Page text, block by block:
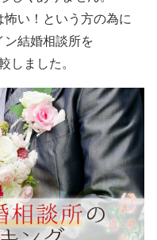
い！という方の為に
ン結婚相談所を
しました。